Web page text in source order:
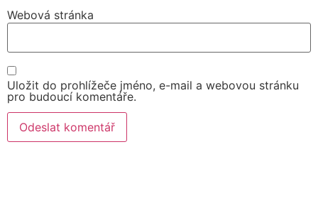
Webová stránka
Uložit do prohlížeče jméno, e-mail a webovou stránku
pro budoucí komentáře.